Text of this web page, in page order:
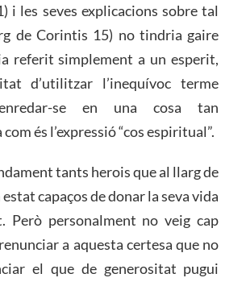
i les seves explicacions sobre tal
de Corintis 15) no tindria gaire
referit simplement a un esperit,
d’utilitzar l’inequívoc terme
se en una cosa tan
és l’expressió “cos espiritual”.
tants herois que al llarg de
capaços de donar la seva vida
Però personalment no veig cap
a aquesta certesa que no
el que de generositat pugui